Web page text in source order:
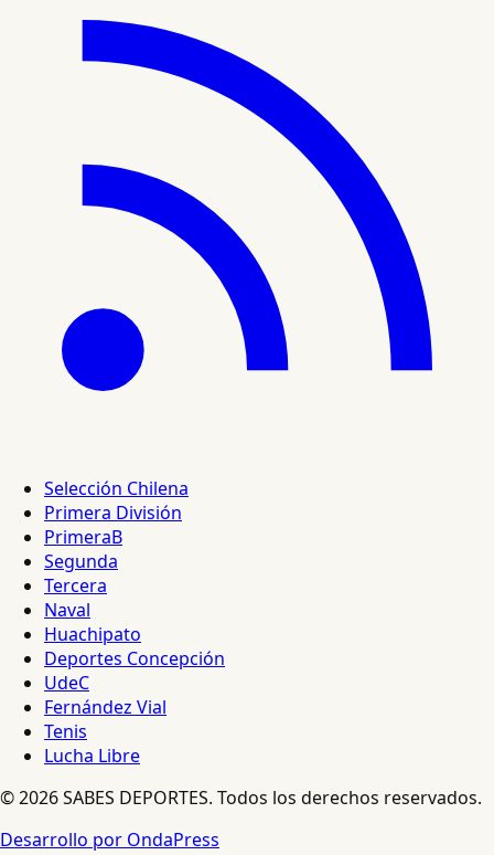
Selección Chilena
Primera División
PrimeraB
Segunda
Tercera
Naval
Huachipato
Deportes Concepción
UdeC
Fernández Vial
Tenis
Lucha Libre
© 2026 SABES DEPORTES. Todos los derechos reservados.
Desarrollo por OndaPress